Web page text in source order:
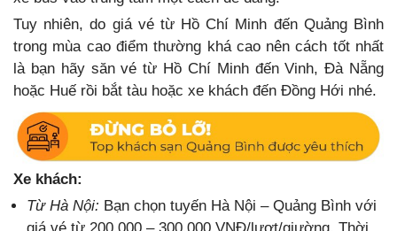
Tuy nhiên, do giá vé từ Hồ Chí Minh đến Quảng Bình
trong mùa cao điểm thường khá cao nên cách tốt nhất
là bạn hãy săn vé từ Hồ Chí Minh đến Vinh, Đà Nẵng
hoặc Huế rồi bắt tàu hoặc xe khách đến Đồng Hới nhé.
Xe khách:
Từ Hà Nội: Bạn chọn tuyến Hà Nội – Quảng Bình với